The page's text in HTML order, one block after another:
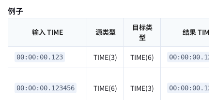
例子
输入 TIME 源类型
目标类
型
结果 TIME
00:00:00.123 TIME(3) TIME(6)
00:00:00.123456 TIME(6) TIME(3) 00:00:00.123